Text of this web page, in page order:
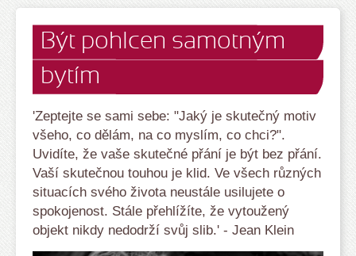
Být pohlcen samotným
bytím
'Zeptejte se sami sebe: "Jaký je skutečný motiv
všeho, co dělám, na co myslím, co chci?".
Uvidíte, že vaše skutečné přání je být bez přání.
Vaší skutečnou touhou je klid. Ve všech různých
situacích svého života neustále usilujete o
spokojenost. Stále přehlížíte, že vytoužený
objekt nikdy nedodrží svůj slib.' - Jean Klein